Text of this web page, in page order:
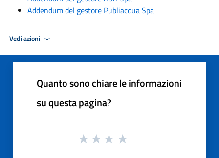
Addendum del gestore Publiacqua Spa
Vedi azioni
Quanto sono chiare le informazioni
su questa pagina?